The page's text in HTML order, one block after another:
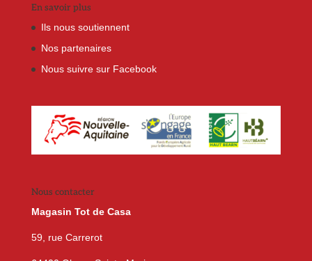
En savoir plus
Ils nous soutiennent
Nos partenaires
Nous suivre sur Facebook
Nous contacter
Magasin Tot de Casa
59, rue Carrerot